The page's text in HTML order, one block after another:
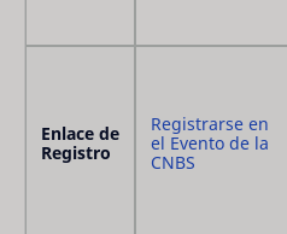
Enlace de
Registro
Registrarse en
el Evento de la
CNBS